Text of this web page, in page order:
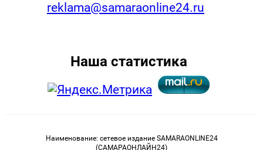
reklama@samaraonline24.ru
Наша статистика
Наименование: сетевое издание SAMARAONLINE24
(САМАРАОНЛАЙН24)